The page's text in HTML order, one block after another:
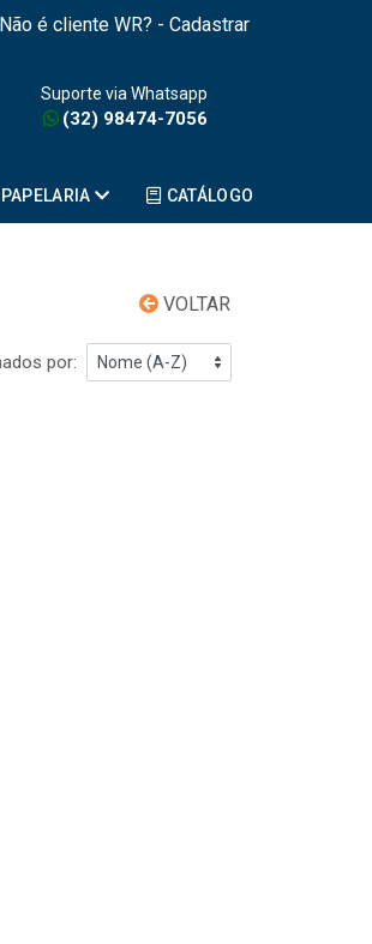
Não é cliente WR? - Cadastrar
Suporte via Whatsapp
(32) 98474-7056
PAPELARIA CATÁLOGO
VOLTAR
por: